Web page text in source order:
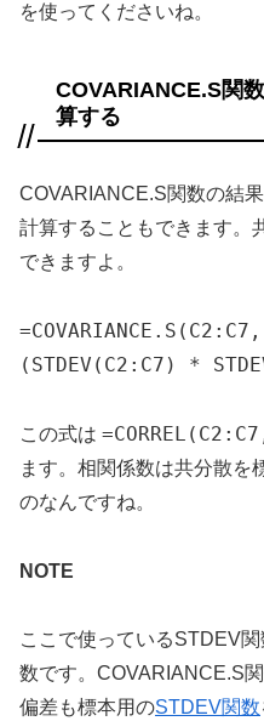
を使ってくださいね。
COVARIANCE.S関
算する
COVARIANCE.S関数の結
計算することもできます。
できますよ。
(STDEV(C2:C7) *
この式は
ます。相関係数は共分散を
のなんですね。
NOTE
ここで使っているSTDEV
数です。COVARIANCE.S
偏差も標本用のSTDEV関数